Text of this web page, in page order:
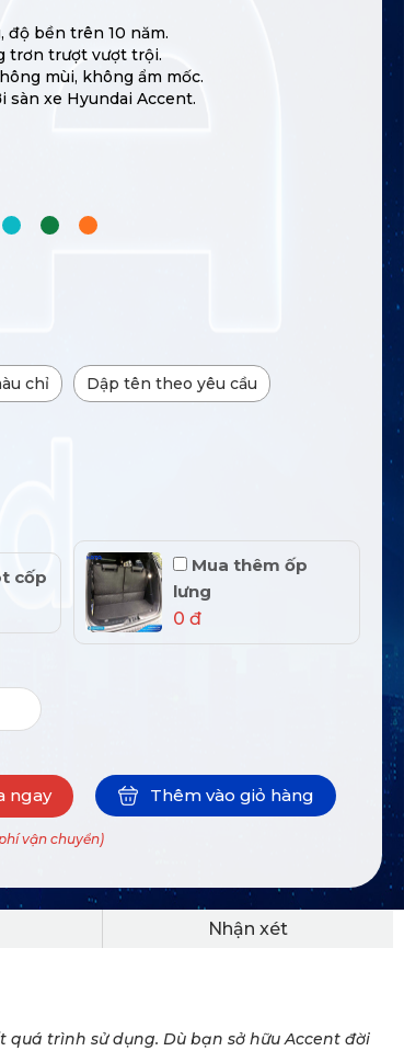
độ bền trên 10 năm.
trơn trượt vượt trội.
mùi, không ẩm mốc.
xe Hyundai Accent.
chỉ Dập tên theo yêu cầu
cốp
Mua thêm ốp
lưng
0 đ
ngay Thêm vào giỏ hàng
vận chuyển)
Nhận xét
trình sử dụng. Dù bạn sở hữu Accent đời